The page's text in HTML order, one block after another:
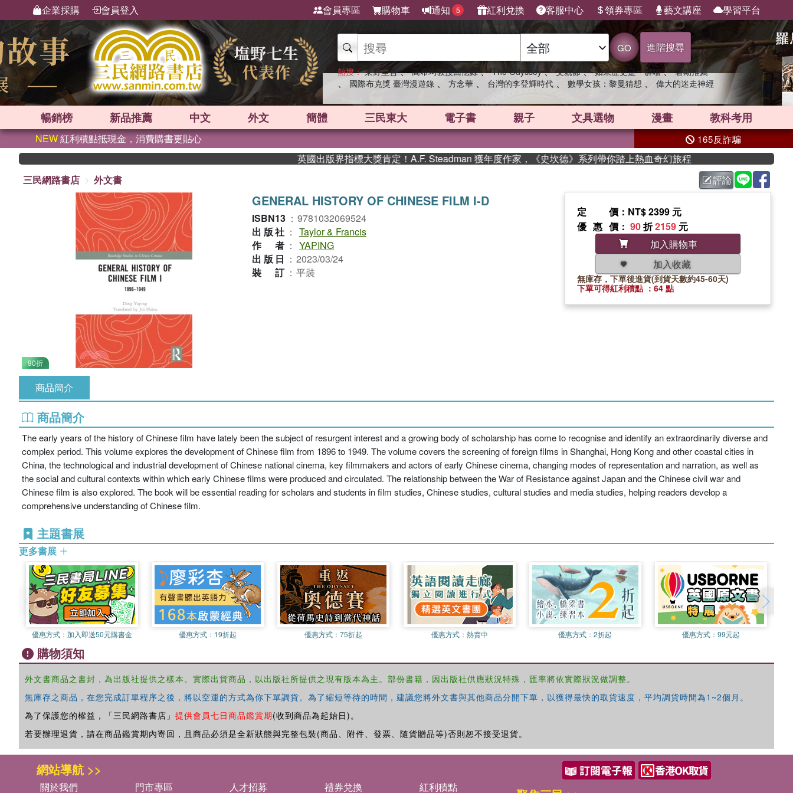
企業採購 會員登入 會員專區 購物車 通知 5 紅利兌換 客服中心 領券專區 藝文講座 學習平台
GO 進階搜尋
熱搜： 東野圭吾 、 高希均教授回憶錄 、 The Odyssey 、 父親節 、 如果歷史是一群喵 、 暑期推薦
、 國際布克獎 臺灣漫遊錄 、 方念華 、 台灣的李登輝時代 、 數學女孩：黎曼猜想 、 偉大的迷走神經
暢銷榜 新品推薦 中文 外文 簡體 三民東大 電子書 親子 文具選物 漫畫 教科考用
NEW紅利積點抵現金，消費購書更貼心 165反詐騙
英國出版界指標大獎肯定！A.F. Steadman 獲年度作家，《史坎德》系列帶你踏上熱血奇幻旅程
三民網路書店
外文書 評論
90折
GENERAL HISTORY OF CHINESE FILM I-D
ISBN13 ： 9781032069524
出版社 ： Taylor & Francis
作者 ： YAPING
出版日 ： 2023/03/24
裝訂 ： 平裝
定價 ：NT$ 2399 元
優惠價 ： 90折2159 元
加入購物車
加入收藏
無庫存，下單後進貨(到貨天數約45-60天)
下單可得紅利積點 ：64 點
商品簡介
商品簡介
The early years of the history of Chinese film have lately been the subject of resurgent interest and a growing body of scholarship has come to recognise and identify an extraordinarily diverse and
complex period. This volume explores the development of Chinese film from 1896 to 1949. The volume covers the screening of foreign films in Shanghai, Hong Kong and other coastal cities in
China, the technological and industrial development of Chinese national cinema, key filmmakers and actors of early Chinese cinema, changing modes of representation and narration, as well as
the social and cultural contexts within which early Chinese films were produced and circulated. The relationship between the War of Resistance against Japan and the Chinese civil war and
Chinese film is also explored. The book will be essential reading for scholars and students in film studies, Chinese studies, cultural studies and media studies, helping readers develop a
comprehensive understanding of Chinese film.
主題書展
更多書展
優惠方式： 加入即送50元購書金 優惠方式： 19折起 優惠方式：75折起 優惠方式： 熱賣中 優惠方式：2折起 優惠方式：99元起
購物須知
外文書商品之書封，為出版社提供之樣本。實際出貨商品，以出版社所提供之現有版本為主。部份書籍，因出版社供應狀況特殊，匯率將依實際狀況做調整。
無庫存之商品，在您完成訂單程序之後，將以空運的方式為你下單調貨。為了縮短等待的時間，建議您將外文書與其他商品分開下單，以獲得最快的取貨速度，平均調貨時間為1~2個月。
為了保護您的權益，「三民網路書店」 提供會員七日商品鑑賞期(收到商品為起始日)。
若要辦理退貨，請在商品鑑賞期內寄回，且商品必須是全新狀態與完整包裝(商品、附件、發票、隨貨贈品等)否則恕不接受退貨。
網站導航 >>
關於我們 門市專區 人才招募 禮券兌換
紅利積點